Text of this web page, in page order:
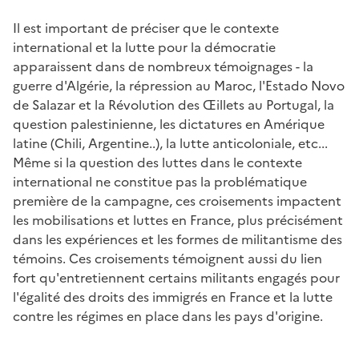
Il est important de préciser que le contexte
international et la lutte pour la démocratie
apparaissent dans de nombreux témoignages - la
guerre d'Algérie, la répression au Maroc, l'Estado Novo
de Salazar et la Révolution des Œillets au Portugal, la
question palestinienne, les dictatures en Amérique
latine (Chili, Argentine..), la lutte anticoloniale, etc...
Même si la question des luttes dans le contexte
international ne constitue pas la problématique
première de la campagne, ces croisements impactent
les mobilisations et luttes en France, plus précisément
dans les expériences et les formes de militantisme des
témoins. Ces croisements témoignent aussi du lien
fort qu'entretiennent certains militants engagés pour
l'égalité des droits des immigrés en France et la lutte
contre les régimes en place dans les pays d'origine.